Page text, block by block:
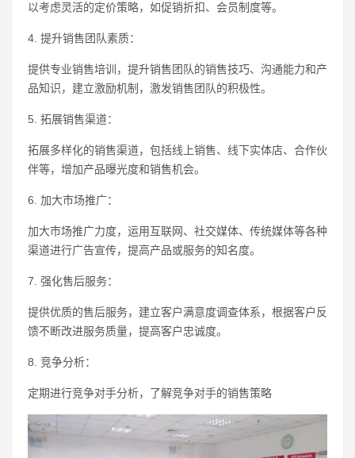
以考虑灵活的定价策略，如促销折扣、会员制度等。
4. 提升销售团队素质：
提供专业销售培训，提升销售团队的销售技巧、沟通能力和产
品知识，建立激励机制，激发销售团队的积极性。
5. 拓展销售渠道：
拓展多样化的销售渠道，包括线上销售、线下实体店、合作伙
伴等，增加产品曝光度和销售机会。
6. 加大市场推广：
加大市场推广力度，运用互联网、社交媒体、传统媒体等各种
渠道进行广告宣传，提高产品或服务的知名度。
7. 强化售后服务：
提供优质的售后服务，建立客户满意度调查体系，根据客户反
馈不断改进服务质量，提高客户忠诚度。
8. 竞争分析：
定期进行竞争对手分析，了解竞争对手的销售策略